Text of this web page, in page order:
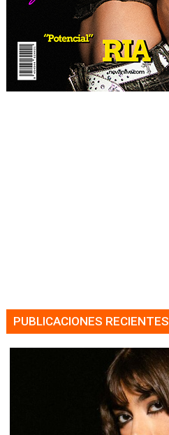
PUBLICACIONES RECIENTES